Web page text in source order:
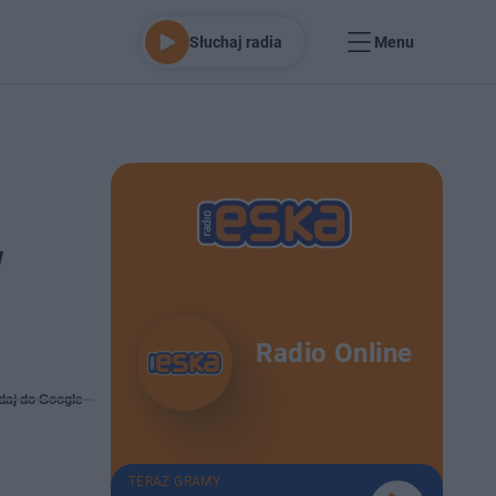
Słuchaj radia Menu
do Google
Radio Online
TERAZ GRAMY